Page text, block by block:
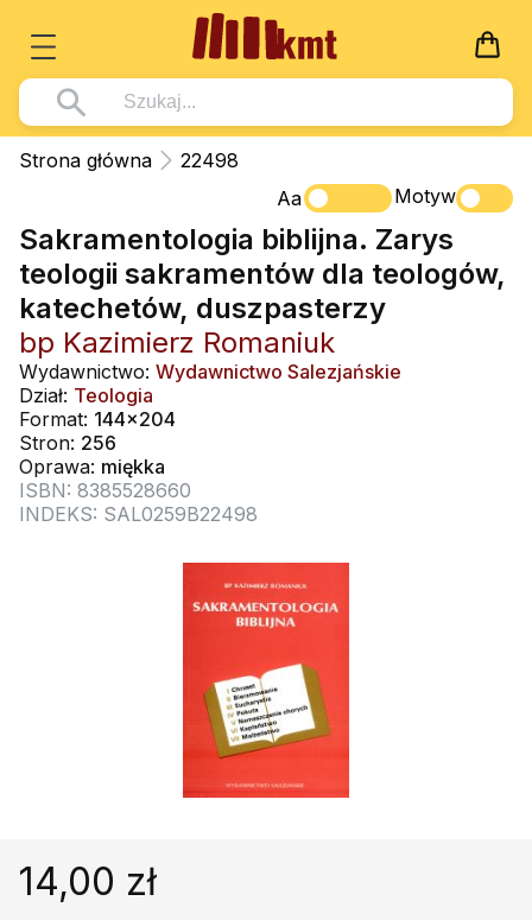
Książki
Wszystko z kategorii - Książki
Pismo Święte
Kościół Katolicki
Duszpasterstwo
Teologia
Życie chrześcijańskie
Duchowość
Literatura piękna
Podręczniki szkolne
Wszystko z kategorii - Multimedia
DVD
CD-ROM
Muzyka
Rekolekcje i inne na CD
Śpiew i modlitwa
Muzyka klasyczna
Dla Dzieci
Wszystko z kategorii - Dla Dzieci
Literatura (D)
Płyty, DVD (D)
Podręczniki i pomoce dydaktyczne
Podręczniki
Wszystko z kategorii - Podręczniki
Podręczniki i pomoce dydaktyczne
Zabawa i Nauka
Nowości
Zaloguj się
Strona główna
22498
Aa
Motyw
Sakramentologia biblijna. Zarys
teologii sakramentów dla teologów,
katechetów, duszpasterzy
bp Kazimierz Romaniuk
Wydawnictwo: Wydawnictwo Salezjańskie
Dział: Teologia
Format: 144x204
Stron: 256
Oprawa: miękka
ISBN: 8385528660
INDEKS: SAL0259B22498
14,00 zł